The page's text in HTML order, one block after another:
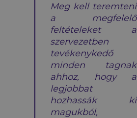
Meg kell teremteni
a megfelelő
feltételeket a
szervezetben
tevékenykedő
minden tagnak
ahhoz, hogy a
legjobbat
hozhassák ki
magukból,